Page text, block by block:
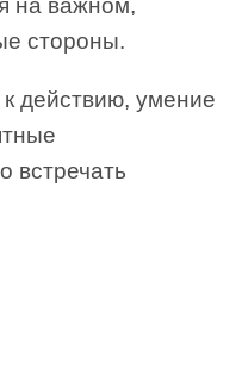
на важном,
стороны.
действию, умение
встречать